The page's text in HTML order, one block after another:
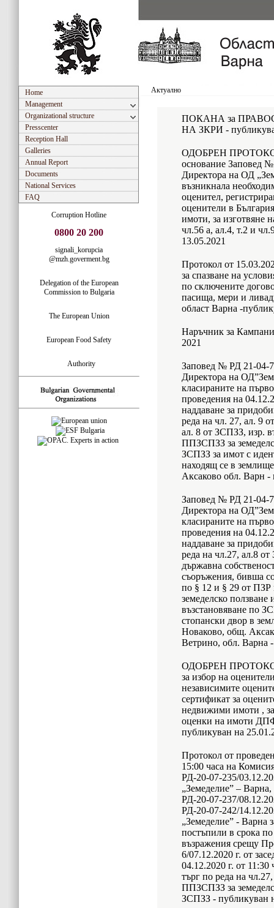
Home
Management
Organizational structure
Presscenter
Reception Hall
Galleries
Annual Report
Documents
National Services
FAQ
Corruption Hotline
0800 20 200
signali_korupcia
@mzh.goverment.bg
Delegation of the European
Commission to Bulgaria
The European Union
European Food Safety
Authority
Актуално
ПОКАНА за
НА ЗКРИ -
ОДОБРЕН ПРОТОКОЛ
основание Заповед
Директора на ОД
възникнала
оценител,
оценители в
имоти, за изготвяне
чл.56 а, ал.4, т.2 и
13.05.2021
Протокол от
за спазване на
по сключените
пасища, мери и
област Варна -
Наръчник за
2021
Заповед № РД 21-04-
Директора на
класираните на
проведения на
наддаване за
реда на чл. 27, ал. 9
ал. 8 от ЗСПЗЗ, изр.
ППЗСПЗЗ за
ЗСПЗЗ за имот с
находящ се в
Аксаково обл. Варн -
Заповед № РД 21-04-
Директора на
класираните на
проведения на
наддаване за
реда на чл.27, ал.8
държавна
съоръжения, бивша
по § 12 и § 29 от ПЗР
земеделско
възстановяване по
стопански двор в
Новаково, общ.
Ветрино, обл. Варна
ОДОБРЕН ПРОТОКОЛ
за избор на
независимите
сертификат за
недвижими имоти , за
оценки на имоти
публикуван на
Протокол от
15:00 часа на
РД-20-07-235/
„Земеделие” –
РД-20-07-237/
РД-20-07-242/
„Земеделие” - Варна
постъпили в срока
възражения срещу
6/07.12.2020 г. от
04.12.2020 г. от
търг по реда на
ППЗСПЗЗ за
ЗСПЗЗ - публикуван